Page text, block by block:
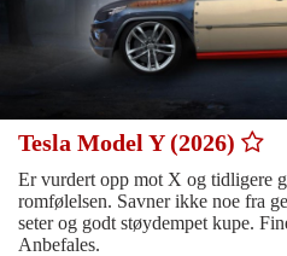
Tesla Model Y (2026)
Er vurdert opp mot X og tidligere
romfølelsen. Savner ikke noe fra
seter og godt støydempet kupe.
Anbefales.